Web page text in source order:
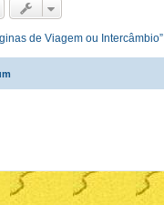
de Viagem ou Intercâmbio”